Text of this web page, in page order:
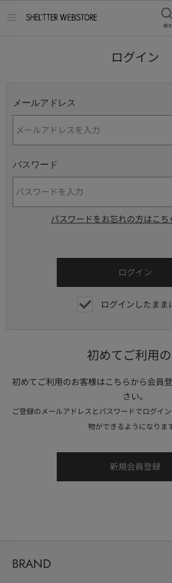
ログイン
メールアドレス
パスワード
パスワードをお忘れの方はこち
ログインしたまま
初めてご利用
初めてご利用のお客様はこちらから会員
さい。
ご登録のメールアドレスとパスワードでログイ
物ができるようになりま
BRAND